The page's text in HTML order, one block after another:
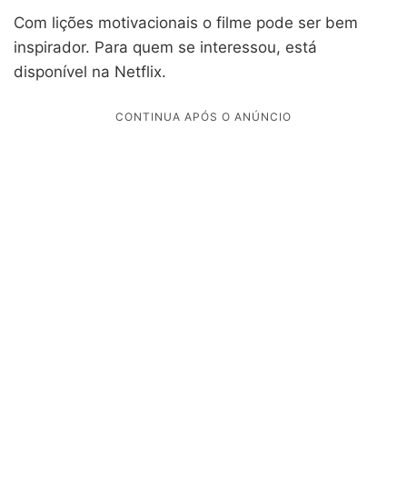
Com lições motivacionais o filme pode ser bem
inspirador. Para quem se interessou, está
disponível na Netflix.